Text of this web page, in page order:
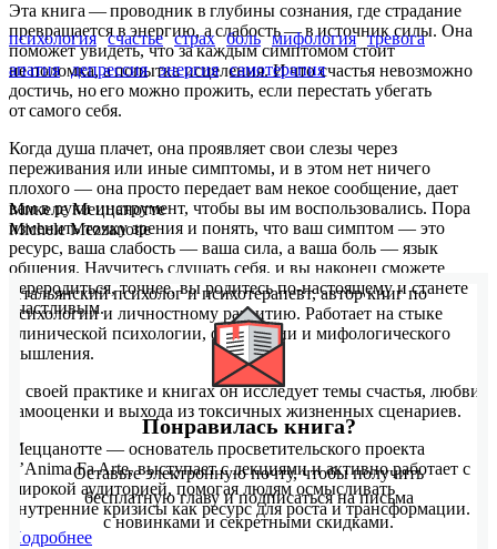
Эта книга — проводник в глубины сознания, где страдание
превращается в энергию, а слабость — в источник силы. Она
поможет увидеть, что за каждым симптомом стоит
не поломка, а попытка исцеления. И что счастья невозможно
достичь, но его можно прожить, если перестать убегать
от самого себя.
Когда душа плачет, она проявляет свои слезы через
переживания или иные симптомы, и в этом нет ничего
плохого — она просто передает вам некое сообщение, дает
вам в руки инструмент, чтобы вы им воспользовались. Пора
изменить точку зрения и понять, что ваш симптом — это
ресурс, ваша слабость — ваша сила, а ваша боль — язык
общения. Научитесь слушать себя, и вы наконец сможете
переродиться, точнее, вы родитесь по-настоящему и станете
счастливым.
психология счастье страх боль мифология тревога
апатия депрессия энергия самотерапия
Микеле Меццанотте
Michele Mezzanotte
Итальянский психолог и психотерапевт, автор книг по
психологии и личностному развитию. Работает на стыке
клинической психологии, философии и мифологического
мышления.
В своей практике и книгах он исследует темы счастья, любви,
самооценки и выхода из токсичных жизненных сценариев.
Меццанотте — основатель просветительского проекта
L’Anima Fa Arte, выступает с лекциями и активно работает с
широкой аудиторией, помогая людям осмысливать
внутренние кризисы как ресурс для роста и трансформации.
Подробнее
Понравилась книга?
Оставьте электронную почту, чтобы получить
бесплатную главу и подписаться на письма
с новинками и секретными скидками.